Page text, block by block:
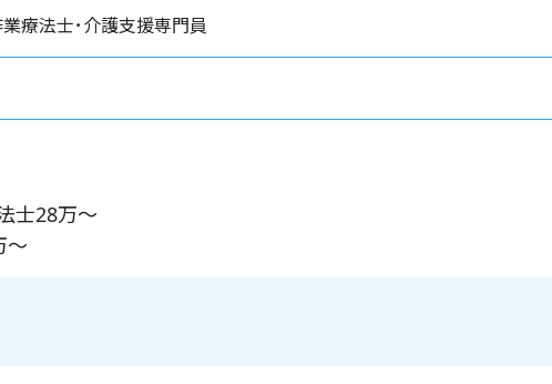
療法士･介護支援専門員
士28万〜
〜